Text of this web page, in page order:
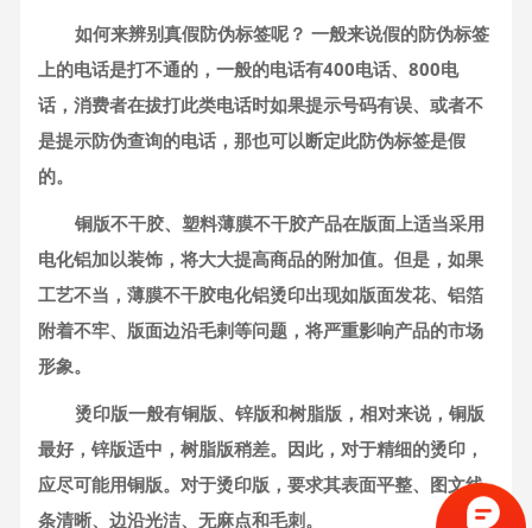
如何来辨别真假防伪标签呢？ 一般来说假的防伪标签
上的电话是打不通的，一般的电话有400电话、800电
话，消费者在拔打此类电话时如果提示号码有误、或者不
是提示防伪查询的电话，那也可以断定此防伪标签是假
的。
铜版不干胶、塑料薄膜不干胶产品在版面上适当采用
电化铝加以装饰，将大大提高商品的附加值。但是，如果
工艺不当，薄膜不干胶电化铝烫印出现如版面发花、铝箔
附着不牢、版面边沿毛剌等问题，将严重影响产品的市场
形象。
烫印版一般有铜版、锌版和树脂版，相对来说，铜版
最好，锌版适中，树脂版稍差。因此，对于精细的烫印，
应尽可能用铜版。对于烫印版，要求其表面平整、图文线
条清晰、边沿光洁、无麻点和毛刺。